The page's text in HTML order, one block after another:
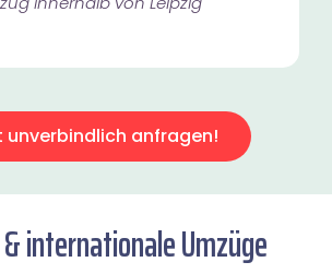
unverbindlich anfragen!
internationale Umzüge